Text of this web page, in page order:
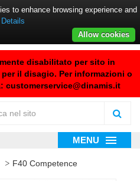
disabilitato per sito in
il disagio. Per informazioni o
customerservice@dinamis.it
MENU
F40 Competence
to enhance browsing experience and
Details
Allow cookies